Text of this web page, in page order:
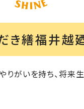
き繕福井越
がいを持ち、将来